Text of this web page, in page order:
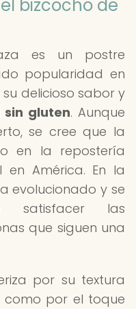
bizcocho de
es un postre
popularidad en
delicioso sabor y
sin gluten. Aunque
se cree que la
en la repostería
América. En la
evolucionado y se
satisfacer las
que siguen una
por su textura
como por el toque